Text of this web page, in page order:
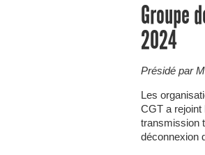
Groupe
2024
Présidé par
Les
CGT a rejoint
transmission
déconnexion